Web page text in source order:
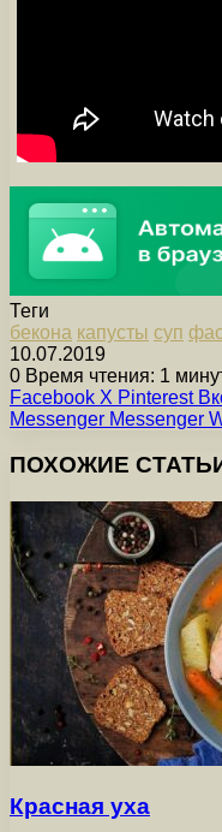
Теги
бекона капусты суп
10.07.2019
0 Время чтения: 1
Facebook X Pinterest
Messenger Messenger
ПОХОЖИЕ
Красная уха